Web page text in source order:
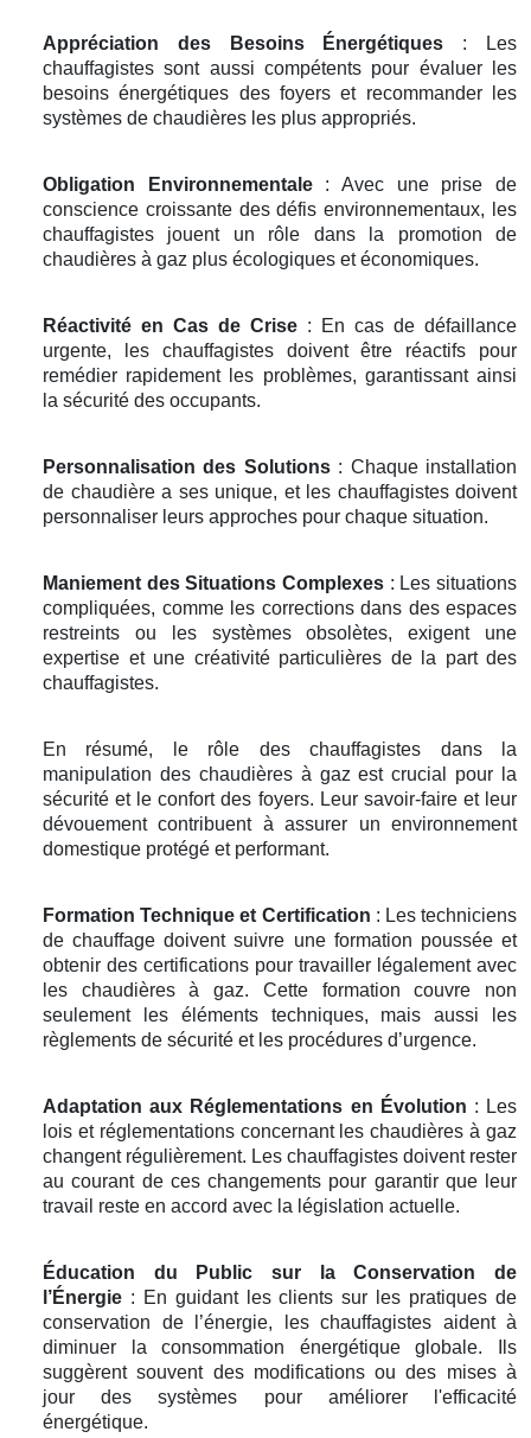
Appréciation des Besoins Énergétiques : Les
chauffagistes sont aussi compétents pour évaluer les
besoins énergétiques des foyers et recommander les
systèmes de chaudières les plus appropriés.
Obligation Environnementale: Avec une prise de
conscience croissante des défis environnementaux, les
chauffagistes jouent un rôle dans la promotion de
chaudières à gaz plus écologiques et économiques.
Réactivité en Cas de Crise : En cas de défaillance
urgente, les chauffagistes doivent être réactifs pour
remédier rapidement les problèmes, garantissant ainsi
la sécurité des occupants.
Personnalisation des Solutions: Chaque installation
de chaudière a ses unique, et les chauffagistes doivent
personnaliser leurs approches pour chaque situation.
Maniement des Situations Complexes : Les situations
compliquées, comme les corrections dans des espaces
restreints ou les systèmes obsolètes, exigent une
expertise et une créativité particulières de la part des
chauffagistes.
En résumé, le rôle des chauffagistes dans la
manipulation des chaudières à gaz est crucial pour la
sécurité et le confort des foyers. Leur savoir-faire et leur
dévouement contribuent à assurer un environnement
domestique protégé et performant.
Formation Technique et Certification : Les techniciens
de chauffage doivent suivre une formation poussée et
obtenir des certifications pour travailler légalement avec
les chaudières à gaz. Cette formation couvre non
seulement les éléments techniques, mais aussi les
règlements de sécurité et les procédures d’urgence.
Adaptation aux Réglementations en Évolution : Les
lois et réglementations concernant les chaudières à gaz
changent régulièrement. Les chauffagistes doivent rester
au courant de ces changements pour garantir que leur
travail reste en accord avec la législation actuelle.
Éducation du Public sur la Conservation de
l’Énergie : En guidant les clients sur les pratiques de
conservation de l’énergie, les chauffagistes aident à
diminuer la consommation énergétique globale. Ils
suggèrent souvent des modifications ou des mises à
jour des systèmes pour améliorer l'efficacité
énergétique.